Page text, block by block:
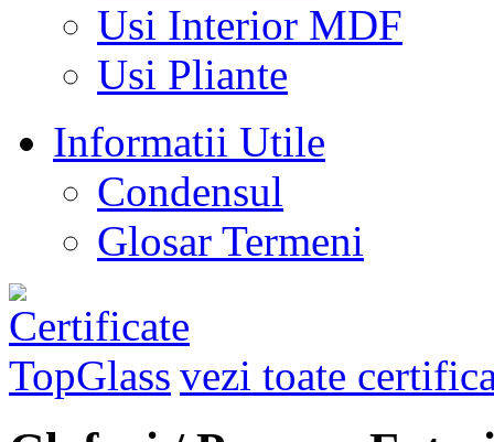
Usi Interior MDF
Usi Pliante
Informatii Utile
Condensul
Glosar Termeni
vezi toate